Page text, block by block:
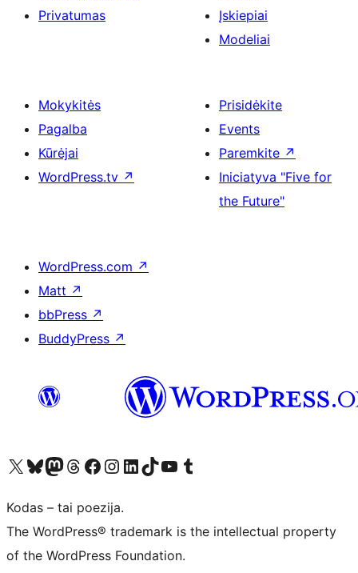
Privatumas
Įskiepiai
Modeliai
Mokykitės
Pagalba
Kūrėjai
WordPress.tv ↗
Prisidėkite
Events
Paremkite ↗
Iniciatyva "Five for
the Future"
WordPress.com ↗
Matt ↗
bbPress ↗
BuddyPress ↗
Visit our X (formerly Twitter) account
Apsilankykite mūsų Bluesky paskyroje
Visit our Mastodon account
Apsilankykite mūsų Threads paskyroje
Visit our Facebook page
Visit our Instagram account
Visit our LinkedIn account
Apsilankykite mūsų TikTok paskyroje
Visit our YouTube channel
Apsilankykite mūsų Tumblr paskyroje
Kodas – tai poezija.
The WordPress® trademark is the intellectual property
of the WordPress Foundation.